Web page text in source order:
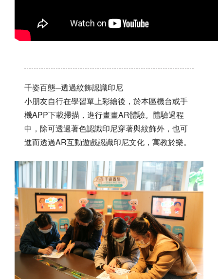
千姿百態─透過紋飾認識印尼
小朋友自行在學習單上彩繪後，於本區機台或手
機APP下載掃描，進行畫畫AR體驗。體驗過程
中，除可透過著色認識印尼穿著與紋飾外，也可
進而透過AR互動遊戲認識印尼文化，寓教於樂。